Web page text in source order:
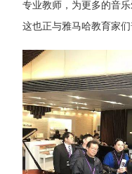
专业教师，为更多的音
这也正与雅马哈教育家